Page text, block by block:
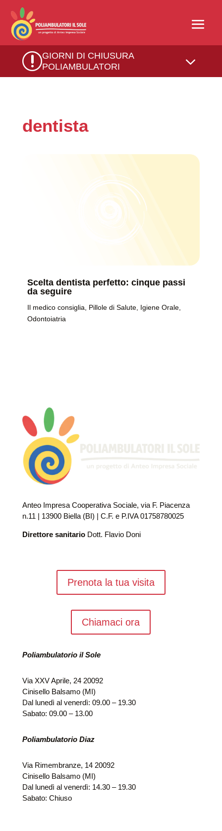
rGIORNI DI CHIUSURA
POLIAMBULATORI
3
dentista
Scelta dentista perfetto: cinque passi
da seguire
Il medico consiglia Pillole di Salute, Igiene Orale,
Odontoiatria
Anteo Impresa Cooperativa Sociale, via F. Piacenza
n.11 | 13900 Biella (BI) | C.F. e P.IVA 01758780025
Direttore sanitario Dott. Flavio Doni
Prenota la tua visita
Chiamaci ora
Poliambulatorio il Sole
Via XXV Aprile, 24 20092
Cinisello Balsamo (MI)
Dal lunedì al venerdì: 09.00 – 19.30
Sabato: 09.00 – 13.00
Poliambulatorio Diaz
Via Rimembranze, 14 20092
Cinisello Balsamo (MI)
Dal lunedì al venerdì: 14.30 – 19.30
Sabato: Chiuso